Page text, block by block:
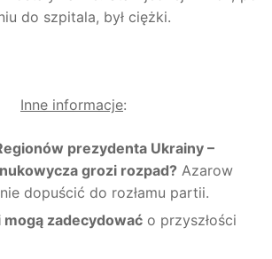
do szpitala, był ciężki.
Inne informacje:
prezydenta Ukrainy –
grozi rozpad? Azarow
dopuścić do rozłamu partii.
mogą zadecydować o przyszłości